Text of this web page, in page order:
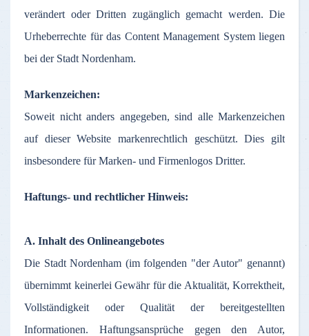
verändert oder Dritten zugänglich gemacht werden. Die
Urheberrechte für das Content Management System liegen
bei der Stadt Nordenham.
Markenzeichen:
Soweit nicht anders angegeben, sind alle Markenzeichen
auf dieserWebsitemarkenrechtlich geschützt. Dies gilt
insbesondere für Marken- und Firmenlogos Dritter.
Haftungs- und rechtlicher Hinweis:
A. Inhalt des Onlineangebotes
Die Stadt Nordenham (im folgenden "der Autor" genannt)
übernimmt keinerlei Gewähr fürdie Aktualität, Korrektheit,
Vollständigkeit
oder Qualität der
bereitgestellten
Informationen. Haftungsansprüche gegen den Autor,